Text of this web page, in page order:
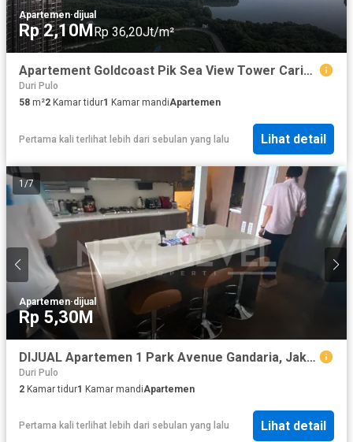
Apartemen·dijual
Rp 2,10MRp 36,20Jt/m²
Apartement Goldcoast Pik Sea View Tower Caribean Oakwood Lantai 25 Luas 58M2
Duri Pulo
58 m²2 Kamar tidur1 Kamar mandiApartemen
Pertama kali terlihat lebih dari sebulan yang lalu Lihat detail
1 /7
Apartemen·dijual
Rp 5,30M
DIJUAL Apartemen 1 Park Avenue Gandaria, Jakarta Selatan Tower King
Duri Pulo
2 Kamar tidur1 Kamar mandiApartemen
Pertama kali terlihat lebih dari sebulan yang lalu Lihat detail